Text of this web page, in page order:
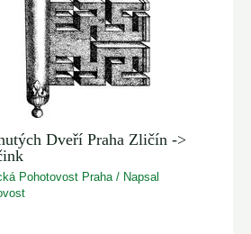
Dveří Praha Zličín ->
Pohotovost Praha / Napsal